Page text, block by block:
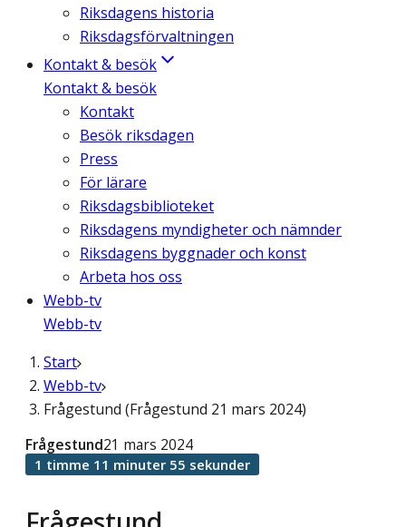
Riksdagens historia
Riksdagsförvaltningen
Kontakt & besök
Kontakt & besök
Kontakt
Besök riksdagen
Press
För lärare
Riksdagsbiblioteket
Riksdagens myndigheter och nämnder
Riksdagens byggnader och konst
Arbeta hos oss
Webb-tv
Webb-tv
Start
Webb-tv
Frågestund (Frågestund 21 mars 2024)
Frågestund21 mars 2024
1 timme 11 minuter 55 sekunder